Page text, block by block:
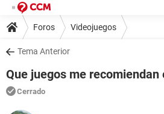
Foros Videojuegos
Tema Anterior
Que juegos me recomiendan
Cerrado